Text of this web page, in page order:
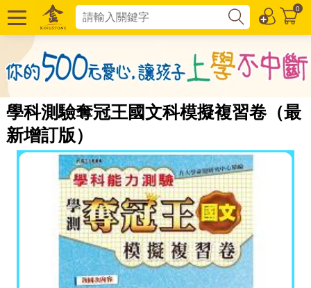
0
學科測驗奪冠王國文科模擬複習卷（最
新增訂版）